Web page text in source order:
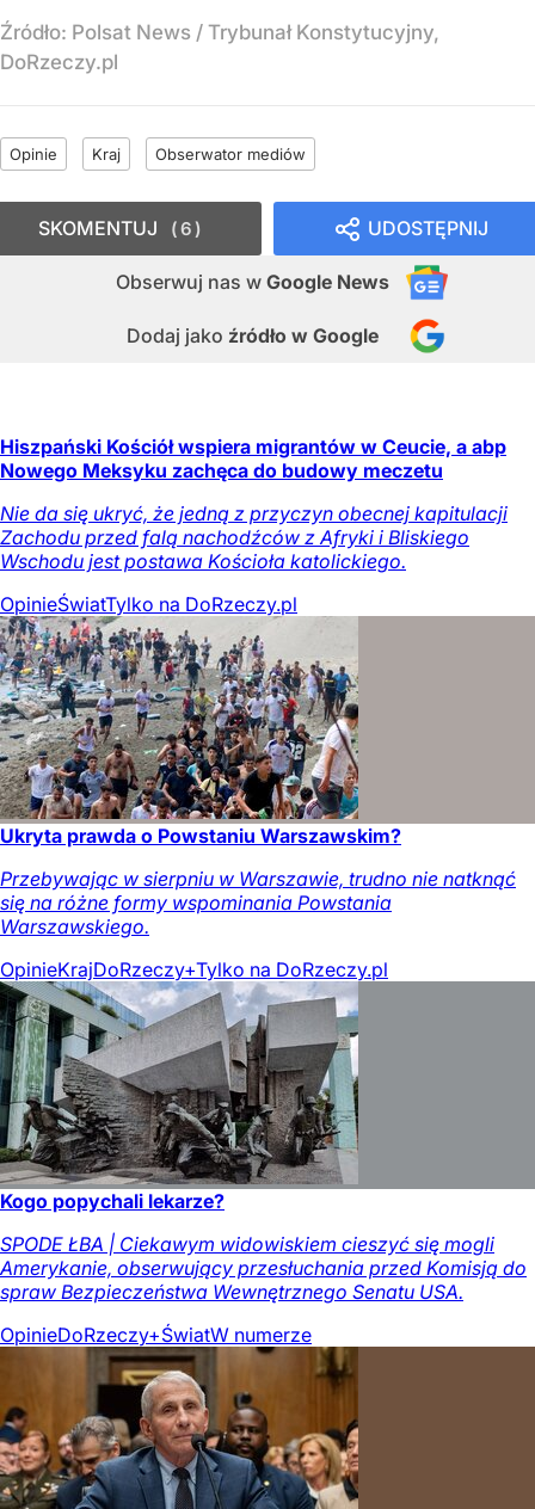
Źródło: Polsat News / Trybunał Konstytucyjny,
DoRzeczy.pl
Opinie Kraj Obserwator mediów
UDOSTĘPNIJ
Obserwuj nas w Google News
Dodaj jako źródło w Google
SKOMENTUJ 6
Hiszpański Kościół wspiera migrantów w Ceucie, a abp
Nowego Meksyku zachęca do budowy meczetu
Nie da się ukryć, że jedną z przyczyn obecnej kapitulacji
Zachodu przed falą nachodźców z Afryki i Bliskiego
Wschodu jest postawa Kościoła katolickiego.
OpinieŚwiatTylko na DoRzeczy.pl
Ukryta prawda o Powstaniu Warszawskim?
Przebywając w sierpniu w Warszawie, trudno nie natknąć
się na różne formy wspominania Powstania
Warszawskiego.
OpinieKrajDoRzeczy+Tylko na DoRzeczy.pl
Kogo popychali lekarze?
SPODE ŁBA | Ciekawym widowiskiem cieszyć się mogli
Amerykanie, obserwujący przesłuchania przed Komisją do
spraw Bezpieczeństwa Wewnętrznego Senatu USA.
OpinieDoRzeczy+ŚwiatW numerze